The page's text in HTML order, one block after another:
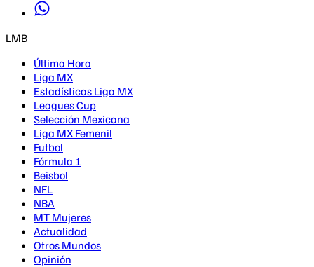
LMB
Última Hora
Liga MX
Estadísticas Liga MX
Leagues Cup
Selección Mexicana
Liga MX Femenil
Futbol
Fórmula 1
Beisbol
NFL
NBA
MT Mujeres
Actualidad
Otros Mundos
Opinión